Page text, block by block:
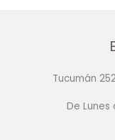
Tucumán
De Lunes